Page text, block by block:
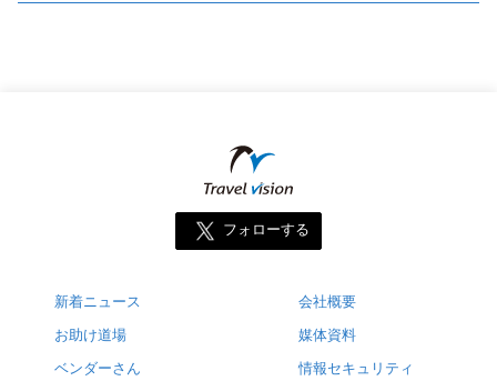
フォローする
新着ニュース
お助け道場
ベンダーさん
会社概要
媒体資料
情報セキュリティ